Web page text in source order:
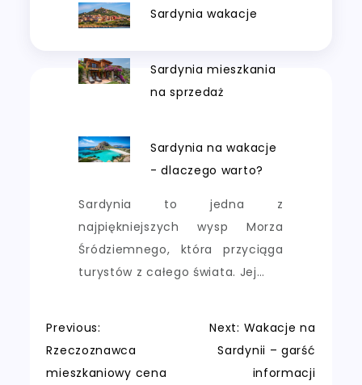
Sardynia wakacje
Sardynia mieszkania
na sprzedaż
Sardynia na wakacje
- dlaczego warto?
Sardynia to jedna z
najpiękniejszych wysp Morza
Śródziemnego, która przyciąga
turystów z całego świata. Jej…
Nawigacja
wpisu
Previous:
Rzeczoznawca
mieszkaniowy cena
Next: Wakacje na
Sardynii – garść
informacji